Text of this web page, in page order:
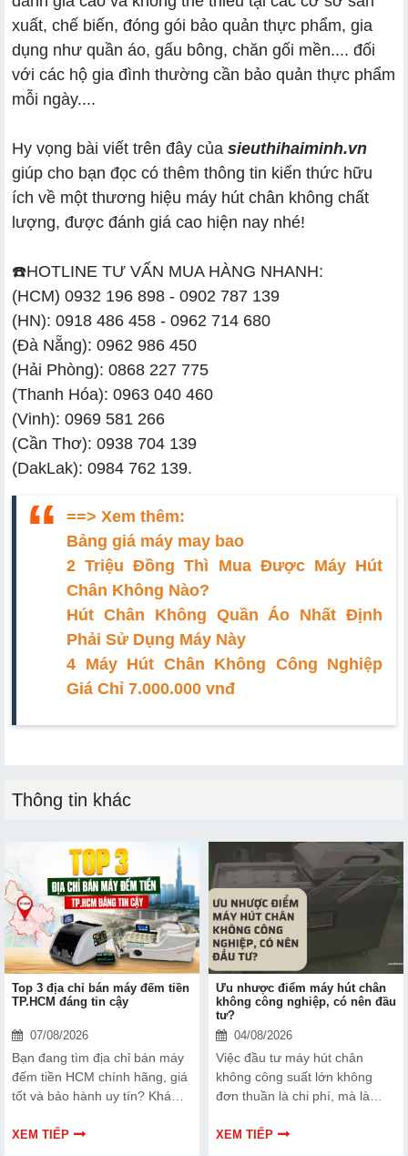
xuất, chế biến, đóng gói bảo quản thực phẩm, gia
dụng như quần áo, gấu bông, chăn gối mền.... đối
với các hộ gia đình thường cần bảo quản thực phẩm
mỗi ngày....
Hy vọng bài viết trên đây của sieuthihaiminh.vn
giúp cho bạn đọc có thêm thông tin kiến thức hữu
ích về một thương hiệu máy hút chân không chất
lượng, được đánh giá cao hiện nay nhé!
☎️HOTLINE TƯ VẤN MUA HÀNG NHANH:
(HCM) 0932 196 898 - 0902 787 139
(HN): 0918 486 458 - 0962 714 680
(Đà Nẵng): 0962 986 450
(Hải Phòng): 0868 227 775
(Thanh Hóa): 0963 040 460
(Vinh): 0969 581 266
(Cần Thơ): 0938 704 139
(DakLak): 0984 762 139.
==> Xem thêm:
Bảng giá máy may bao
2 Triệu Đồng Thì Mua Được Máy Hút
Chân Không Nào?
Hút Chân Không Quần Áo Nhất Định
Phải Sử Dụng Máy Này
4 Máy Hút Chân Không Công Nghiệp
Giá Chỉ 7.000.000 vnđ
Thông tin khác
Top 3 địa chỉ bán máy đếm tiền
TP.HCM đáng tin cậy
07/08/2026
Bạn đang tìm địa chỉ bán máy
đếm tiền HCM chính hãng, giá
tốt và bảo hành uy tín? Khám
nhiều doanh nghiệp, cửa hàng
XEM TIẾP
Ưu nhược điểm máy hút chân
không công nghiệp, có nên đầu
tư?
04/08/2026
Việc đầu tư máy hút chân
không công suất lớn không
đơn thuần là chi phí, mà là
sản phẩm và nâng cao vị thế
XEM TIẾP